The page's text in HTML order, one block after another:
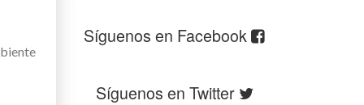
Síguenos en Facebook
Síguenos en Twitter